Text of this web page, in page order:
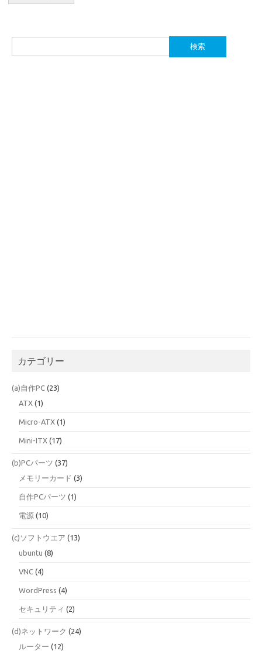
索:
カテゴリー
(a)自作PC (23)
ATX (1)
Micro-ATX (1)
Mini-ITX (17)
(b)PCパーツ (37)
メモリーカード (3)
自作PCパーツ (1)
電源 (10)
(c)ソフトウエア (13)
ubuntu (8)
VNC (4)
WordPress (4)
セキュリティ (2)
(d)ネットワーク (24)
ルーター (12)